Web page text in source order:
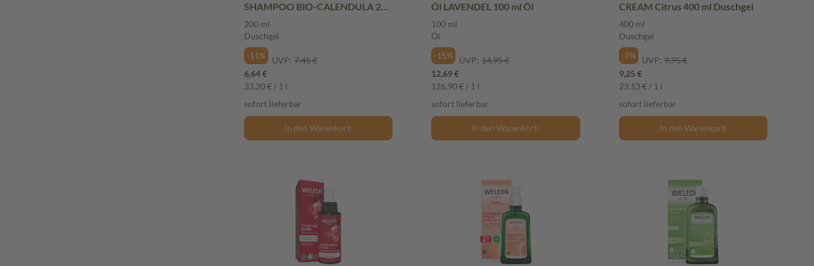
SHAMPOO BIO-CALENDULA 200
ml Duschgel
200 ml
Duschgel
-11%
UVP: 7,45 €
6,64 €
33,20 € / 1 l
sofort lieferbar
In den Warenkorb
Öl LAVENDEL 100 ml Öl
100 ml
Öl
-15%
UVP: 14,95 €
12,69 €
126,90 € / 1 l
sofort lieferbar
In den Warenkorb
CREAM Citrus 400 ml Duschgel
400 ml
Duschgel
-7%
UVP: 9,95 €
9,25 €
23,13 € / 1 l
sofort lieferbar
In den Warenkorb